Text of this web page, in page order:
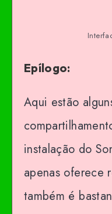
Epílogo:
Aqui estão
instalação do
apenas oferece
também é